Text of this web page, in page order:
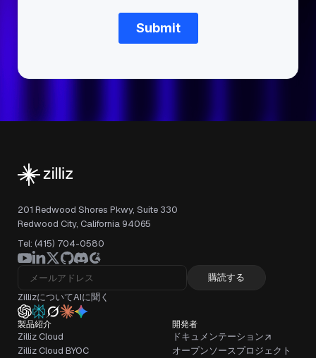
201 Redwood Shores Pkwy, Suite 330
Redwood City, California 94065
Tel: (415) 704-0580
購読する
ZillizについてAIに聞く
製品紹介
Zilliz Cloud
Zilliz Cloud BYOC
開発者
ドキュメンテーション
オープンソースプロジェクト